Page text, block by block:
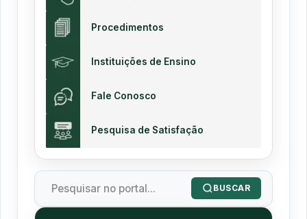
Procedimentos
Instituições de Ensino
Fale Conosco
Pesquisa de Satisfação
BUSCAR